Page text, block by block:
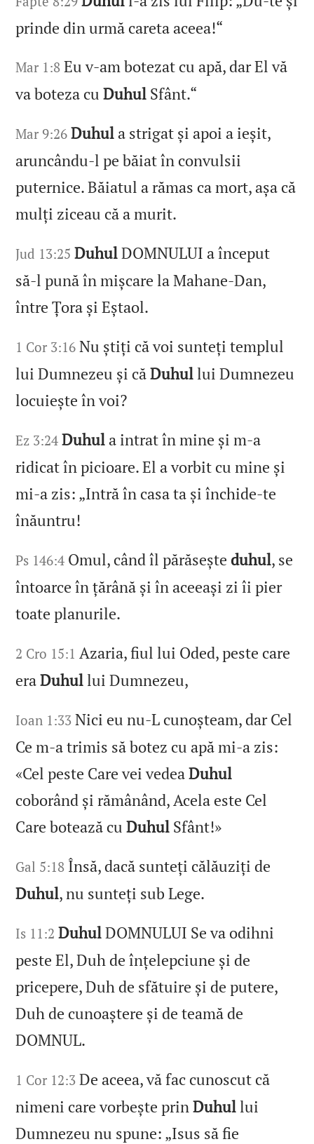
prinde din urmă careta aceea!“
Mar 1:8 Eu v‑am botezat cu apă, dar El vă
va boteza cuDuhul Sfânt.“
Mar 9:26 Duhul a strigat și apoi a ieșit,
aruncându‑l pe băiat în convulsii
puternice. Băiatul a rămas ca mort, așa că
mulți ziceau că a murit.
Jud 13:25 DuhulDOMNULUI a început
să‑l pună în mișcare la Mahane‑Dan,
între Țora și Eștaol.
1 Cor 3:16 Nu știți că voi sunteți templul
lui Dumnezeu și căDuhullui Dumnezeu
locuiește în voi?
Ez 3:24 Duhul a intrat în mine și m‑a
ridicat în picioare. El a vorbit cu mine și
mi‑a zis: „Intră în casa ta și închide‑te
înăuntru!
Ps 146:4 Omul, când îl părăsește duhul, se
întoarce în țărână și în aceeași zi îi pier
toate planurile.
2 Cro 15:1 Azaria, fiul lui Oded, peste care
eraDuhullui Dumnezeu,
Ioan 1:33 Nici eu nu‑L cunoșteam, dar Cel
Ce m‑a trimis să botez cu apă mi‑a zis:
«Cel peste Care vei vedeaDuhul
coborând și rămânând, Acela este Cel
Care botează cuDuhul Sfânt!»
Gal 5:18 Însă, dacă sunteți călăuziți de
Duhul, nu sunteți sub Lege.
Is 11:2 DuhulDOMNULUI Se va odihni
peste El, Duh de înțelepciune și de
pricepere, Duh de sfătuire și de putere,
Duh de cunoaștere și de teamă de
DOMNUL.
1 Cor 12:3 De aceea, vă fac cunoscut că
nimeni care vorbește prinDuhullui
Dumnezeu nu spune: „Isus să fie